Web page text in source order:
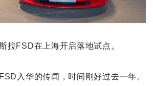
拉FSD在上海开启落地试点。
入华的传闻，时间刚好过去一年。